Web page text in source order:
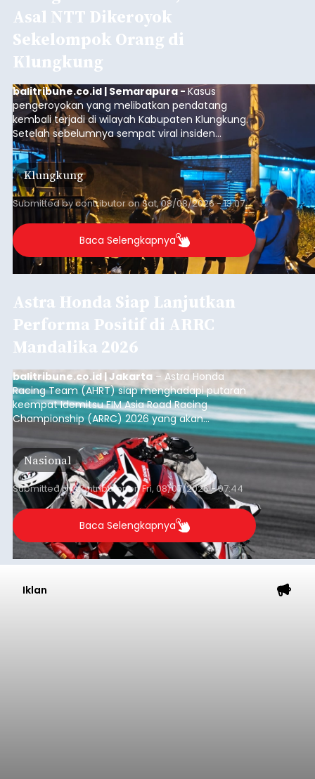
Asal NTT Dikeroyok
Sekelompok Orang di
Klungkung
balitribune.co.id | Semarapura -Kasus
pengeroyokan yang melibatkan pendatang
kembali terjadi di wilayah Kabupaten Klungkung.
Setelah sebelumnya sempat viral insiden
keributan di barat Pasar Galiran, peristiwa serupa
kini menimpa seorang pemuda asal Kabupaten
Sumba Barat Daya (SBD), Nusa Tenggara Timur
(NTT).
Klungkung
Submitted bycontributoronSat, 08/08/2026 - 13:07
Baca Selengkapnya
Astra Honda Siap Lanjutkan
Performa Positif di ARRC
Mandalika 2026
balitribune.co.id | Jakarta – Astra Honda
Racing Team (AHRT) siap menghadapi putaran
keempat Idemitsu FIM Asia Road Racing
Championship (ARRC) 2026 yang akan
berlangsung di Pertamina Mandalika
International Circuit, Lombok, Nusa Tenggara
Barat, pada 7–9 Agustus 2026.
Nasional
Submitted bycontributoronFri, 08/07/2026 - 07:44
Baca Selengkapnya
Iklan